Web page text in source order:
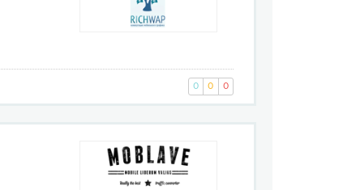
0 0 0